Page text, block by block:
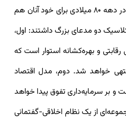
اخلاقی مارکسیسم بود که در دهه ۸۰ میلادی برای خود آنان هم
دو مدعای بزرگ داشتند: اول،
و بهره‌کشانه استوار است که
خواهد شد. دوم، مدل اقتصاد
و بر سرمایه‌داری تفوق پیدا خواهد
از یک نظام اخلاقی-گفتمانی